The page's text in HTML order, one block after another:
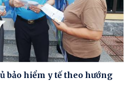
bảo hiểm y tế theo hướng